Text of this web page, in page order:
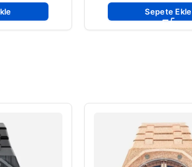
Sepete Ekle